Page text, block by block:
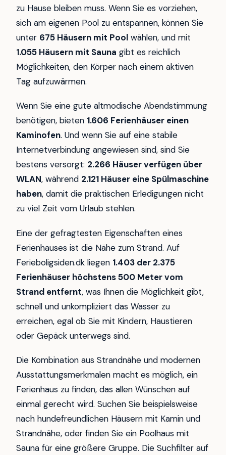
zu Hause bleiben muss. Wenn Sie es vorziehen,
sich am eigenen Pool zu entspannen, können Sie
unter 675 Häusern mit Pool wählen, und mit
1.055 Häusern mit Sauna gibt es reichlich
Möglichkeiten, den Körper nach einem aktiven
Tag aufzuwärmen.
Wenn Sie eine gute altmodische Abendstimmung
benötigen, bieten 1.606 Ferienhäuser einen
Kaminofen. Und wenn Sie auf eine stabile
Internetverbindung angewiesen sind, sind Sie
bestens versorgt: 2.266 Häuser verfügen über
WLAN, während 2.121 Häuser eine Spülmaschine
haben, damit die praktischen Erledigungen nicht
zu viel Zeit vom Urlaub stehlen.
Eine der gefragtesten Eigenschaften eines
Ferienhauses ist die Nähe zum Strand. Auf
Ferieboligsiden.dk liegen 1.403 der 2.375
Ferienhäuser höchstens 500 Meter vom
Strand entfernt, was Ihnen die Möglichkeit gibt,
schnell und unkompliziert das Wasser zu
erreichen, egal ob Sie mit Kindern, Haustieren
oder Gepäck unterwegs sind.
Die Kombination aus Strandnähe und modernen
Ausstattungsmerkmalen macht es möglich, ein
Ferienhaus zu finden, das allen Wünschen auf
einmal gerecht wird. Suchen Sie beispielsweise
nach hundefreundlichen Häusern mit Kamin und
Strandnähe, oder finden Sie ein Poolhaus mit
Sauna für eine größere Gruppe. Die Suchfilter auf